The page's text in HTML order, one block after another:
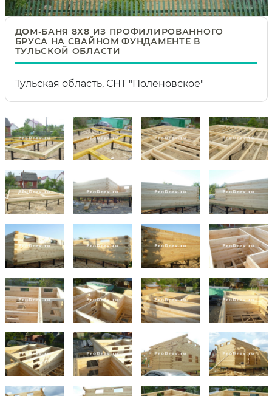
ДОМ-БАНЯ 8Х8 ИЗ ПРОФИЛИРОВАННОГО
БРУСА НА СВАЙНОМ ФУНДАМЕНТЕ В
ТУЛЬСКОЙ ОБЛАСТИ
Тульская область, СНТ "Поленовское"